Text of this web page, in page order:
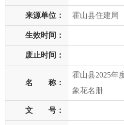
来源单位： 霍山县住建局
生效时间：
废止时间：
名 称：
霍山县2025年
象花名册
文 号：